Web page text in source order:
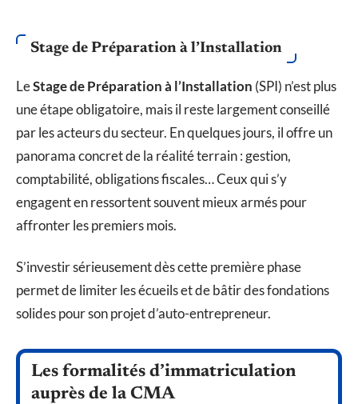
Stage de Préparation à l’Installation
LeStage de Préparation à l’Installation (SPI) n’est plus
une étape obligatoire, mais il reste largement conseillé
par les acteurs du secteur. En quelques jours, il offre un
panorama concret de la réalité terrain : gestion,
comptabilité, obligations fiscales… Ceux qui s’y
engagent en ressortent souvent mieux armés pour
affronter les premiers mois.
S’investir sérieusement dès cette première phase
permet de limiter les écueils et de bâtir des fondations
solides pour son projet d’auto-entrepreneur.
Les formalités d’immatriculation
auprès de la CMA